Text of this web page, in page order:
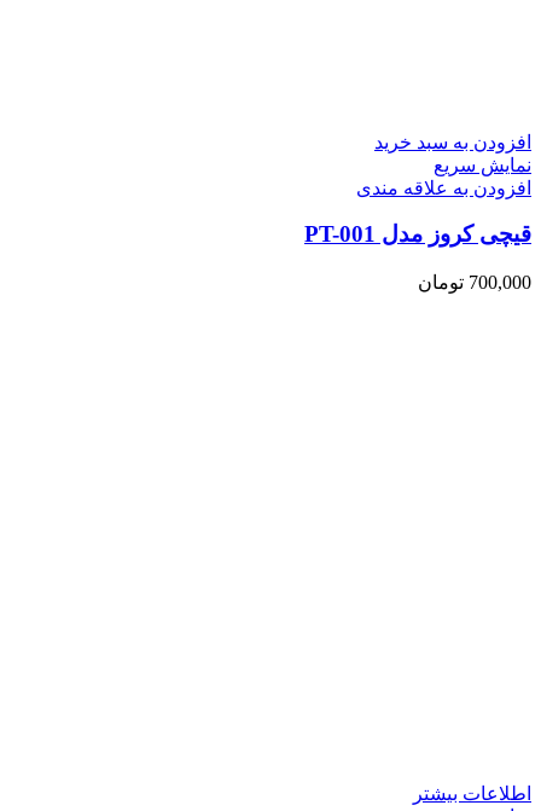
افزودن به سبد خرید
نمایش سریع
افزودن به علاقه مندی
قیچی کروز مدل PT-001
700,000 تومان
اطلاعات بیشتر